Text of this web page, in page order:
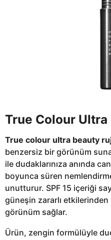
True Colour Ultra
True colour ultra beauty
benzersiz bir görünüm
ile dudaklarınıza anında
boyunca süren
unutturur. SPF 15 içeriği
güneşin zararlı etkilerinden
görünüm sağlar.
Ürün, zengin formülüyle